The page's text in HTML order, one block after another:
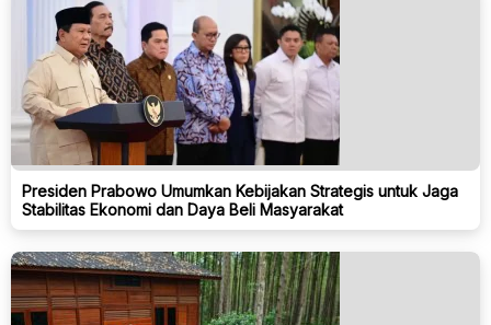
Presiden Prabowo Umumkan Kebijakan Strategis untuk Jaga
Stabilitas Ekonomi dan Daya Beli Masyarakat